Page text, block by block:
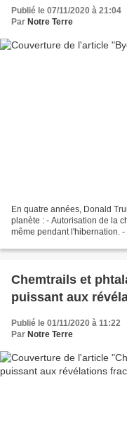
Publié le 07/11/2020 à 21:04
Par Notre Terre
En quatre années, Donald
planète : - Autorisation de la
même pendant l'hibernation.
Chemtrails et
puissant aux
Publié le 01/11/2020 à 11:22
Par Notre Terre